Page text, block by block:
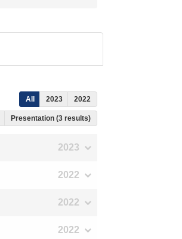
All 2023 2022
Presentation (3 results)
2023
2022
2022
2022